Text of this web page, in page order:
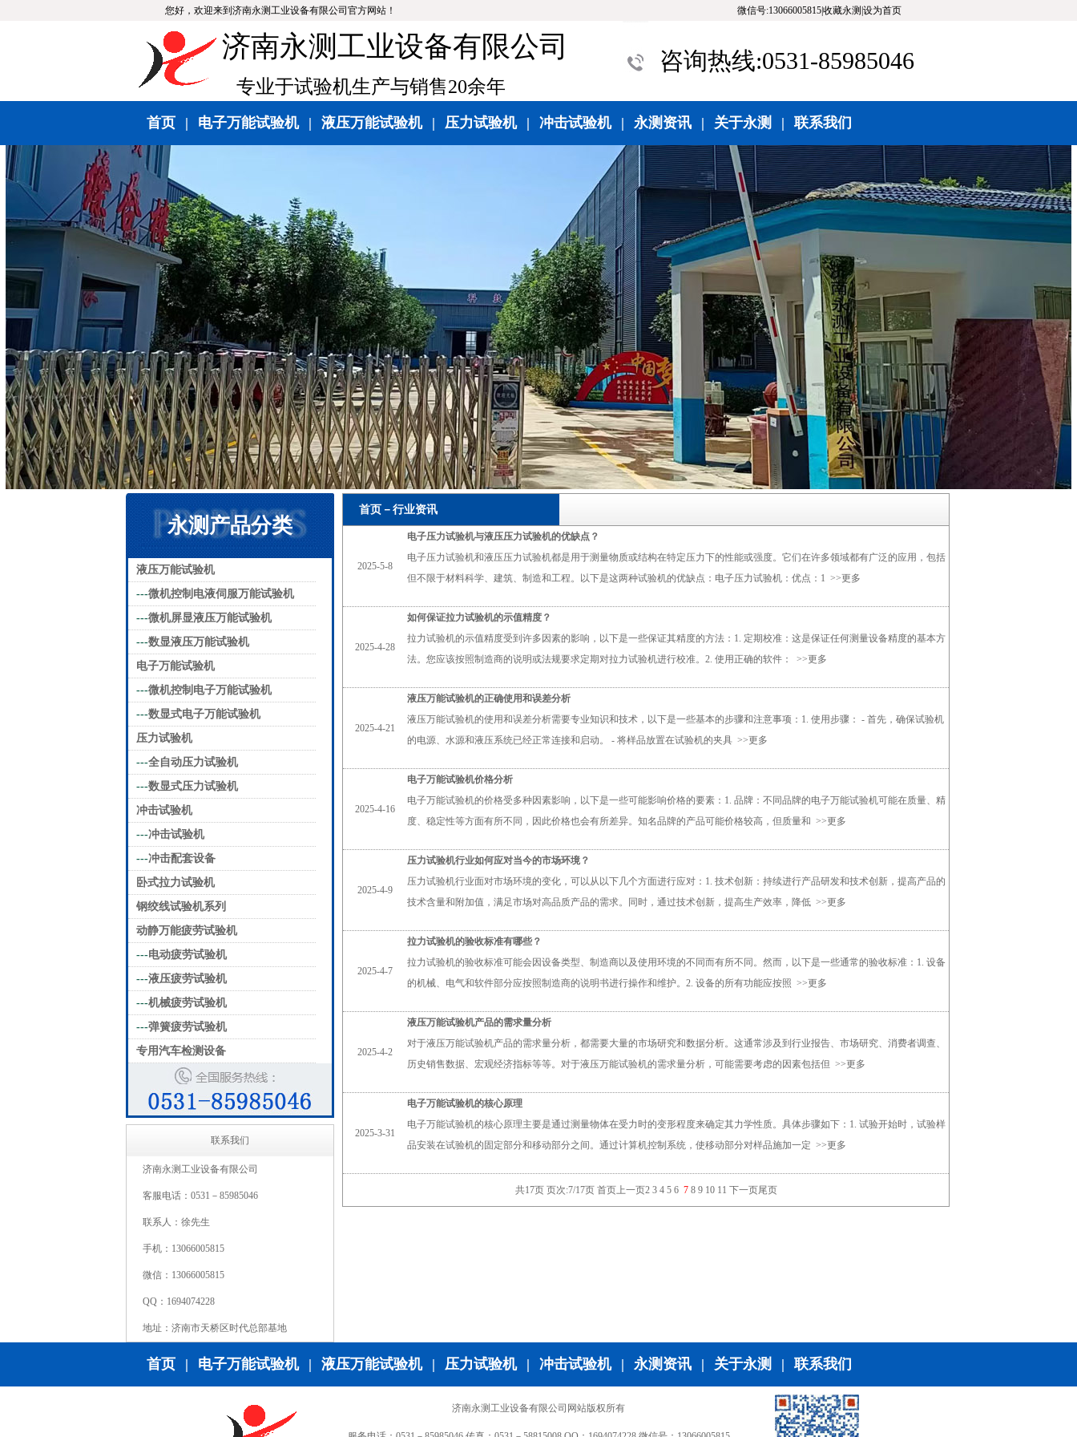
您好，欢迎来到济南永测工业设备有限公司官方网站！ 微信号:13066005815|收藏永测|设为首页
济南永测工业设备有限公司
专业于试验机生产与销售20余年
咨询热线:0531-85985046
首页 | 电子万能试验机 | 液压万能试验机 | 压力试验机 | 冲击试验机 | 永测资讯 | 关于永测 | 联系我们
永测产品分类
液压万能试验机
---微机控制电液伺服万能试验机
---微机屏显液压万能试验机
---数显液压万能试验机
电子万能试验机
---微机控制电子万能试验机
---数显式电子万能试验机
压力试验机
---全自动压力试验机
---数显式压力试验机
冲击试验机
---冲击试验机
---冲击配套设备
卧式拉力试验机
钢绞线试验机系列
动静万能疲劳试验机
---电动疲劳试验机
---液压疲劳试验机
---机械疲劳试验机
---弹簧疲劳试验机
专用汽车检测设备
联系我们
济南永测工业设备有限公司
客服电话：0531－85985046
联系人：徐先生
手机：13066005815
微信：13066005815
QQ：1694074228
地址：济南市天桥区时代总部基地
首页－行业资讯
2025-5-8
电子压力试验机与液压压力试验机的优缺点？
电子压力试验机和液压压力试验机都是用于测量物质或结构在特定压力下的性能或强度。它们在许多领域都有广泛的应用，包括
但不限于材料科学、建筑、制造和工程。以下是这两种试验机的优缺点：电子压力试验机：优点：1 >>更多
2025-4-28
如何保证拉力试验机的示值精度？
拉力试验机的示值精度受到许多因素的影响，以下是一些保证其精度的方法：1. 定期校准：这是保证任何测量设备精度的基本方
法。您应该按照制造商的说明或法规要求定期对拉力试验机进行校准。2. 使用正确的软件：
>>更多
2025-4-21
液压万能试验机的正确使用和误差分析
液压万能试验机的使用和误差分析需要专业知识和技术，以下是一些基本的步骤和注意事项：1. 使用步骤： - 首先，确保试验机
的电源、水源和液压系统已经正常连接和启动。 - 将样品放置在试验机的夹具 >>更多
2025-4-16
电子万能试验机价格分析
电子万能试验机的价格受多种因素影响，以下是一些可能影响价格的要素：1. 品牌：不同品牌的电子万能试验机可能在质量、精
度、稳定性等方面有所不同，因此价格也会有所差异。知名品牌的产品可能价格较高，但质量和 >>更多
2025-4-9
压力试验机行业如何应对当今的市场环境？
压力试验机行业面对市场环境的变化，可以从以下几个方面进行应对：1. 技术创新：持续进行产品研发和技术创新，提高产品的
技术含量和附加值，满足市场对高品质产品的需求。同时，通过技术创新，提高生产效率，降低 >>更多
2025-4-7
拉力试验机的验收标准有哪些？
拉力试验机的验收标准可能会因设备类型、制造商以及使用环境的不同而有所不同。然而，以下是一些通常的验收标准：1. 设备
的机械、电气和软件部分应按照制造商的说明书进行操作和维护。2. 设备的所有功能应按照 >>更多
2025-4-2
液压万能试验机产品的需求量分析
对于液压万能试验机产品的需求量分析，都需要大量的市场研究和数据分析。这通常涉及到行业报告、市场研究、消费者调查、
历史销售数据、宏观经济指标等等。对于液压万能试验机的需求量分析，可能需要考虑的因素包括但 >>更多
2025-3-31
电子万能试验机的核心原理
电子万能试验机的核心原理主要是通过测量物体在受力时的变形程度来确定其力学性质。具体步骤如下：1. 试验开始时，试验样
品安装在试验机的固定部分和移动部分之间。通过计算机控制系统，使移动部分对样品施加一定 >>更多
共17页 页次:7/17页 首页上一页2 3 4 5 6 7 8 9 10 11 下一页尾页
首页 | 电子万能试验机 | 液压万能试验机 | 压力试验机 | 冲击试验机 | 永测资讯 | 关于永测 | 联系我们
济南永测工业设备有限公司网站版权所有